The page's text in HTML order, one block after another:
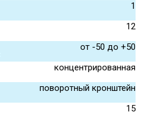
1
12
от -50 до +50
концентрированная
поворотный кронштейн
15